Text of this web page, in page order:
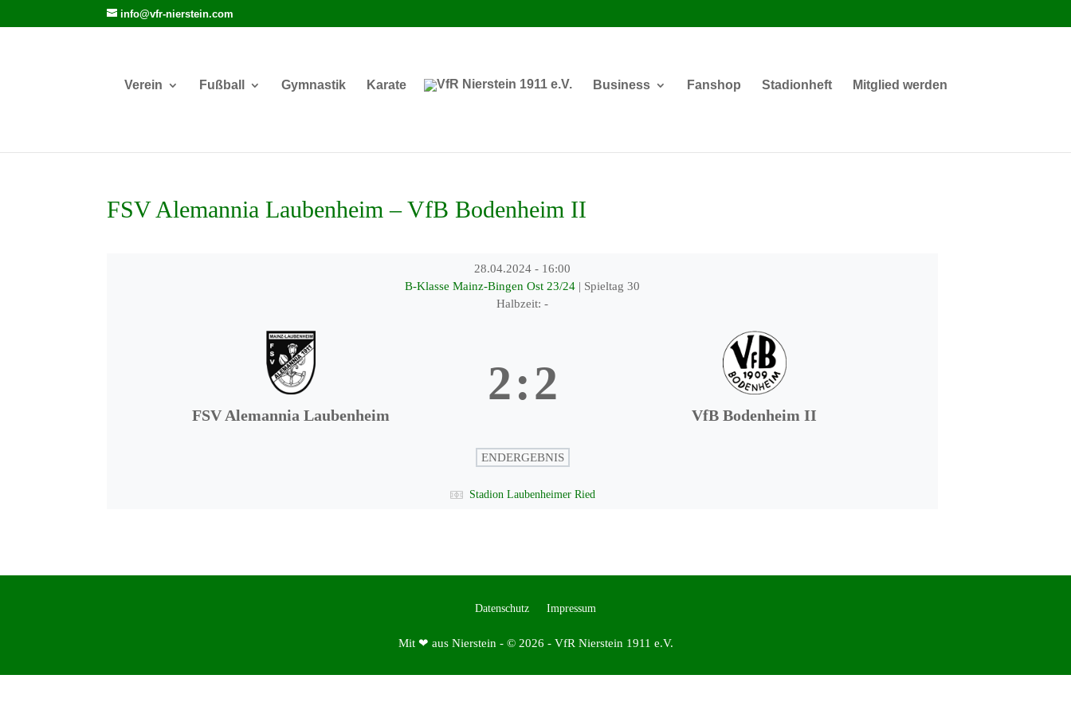
info@vfr-nierstein.com
Verein Fußball Gymnastik Karate Business Fanshop Stadionheft Mitglied werden
FSV Alemannia Laubenheim – VfB Bodenheim II
28.04.2024 - 16:00
B-Klasse Mainz-Bingen Ost 23/24 | Spieltag 30
Halbzeit: -
FSV Alemannia Laubenheim
2:2
VfB Bodenheim II
ENDERGEBNIS
Stadion Laubenheimer Ried
Datenschutz Impressum
Mit ❤ aus Nierstein - © 2026 - VfR Nierstein 1911 e.V.